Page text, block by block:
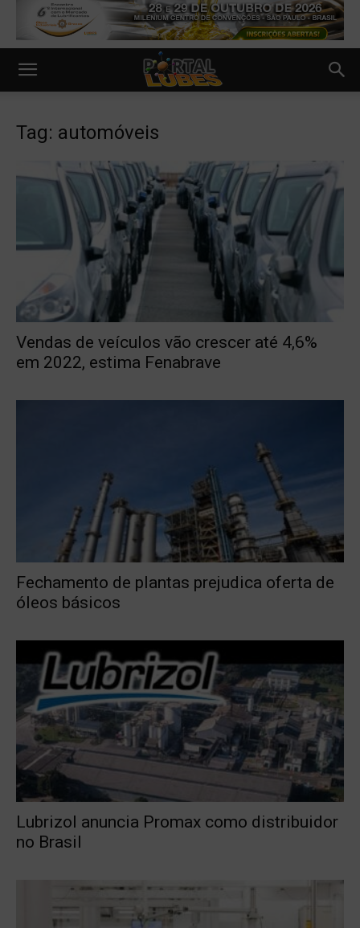
Tag: automóveis
Vendas de veículos vão crescer até 4,6%
em 2022, estima Fenabrave
Fechamento de plantas prejudica oferta de
óleos básicos
Lubrizol anuncia Promax como distribuidor
no Brasil